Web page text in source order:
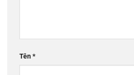
Tên*